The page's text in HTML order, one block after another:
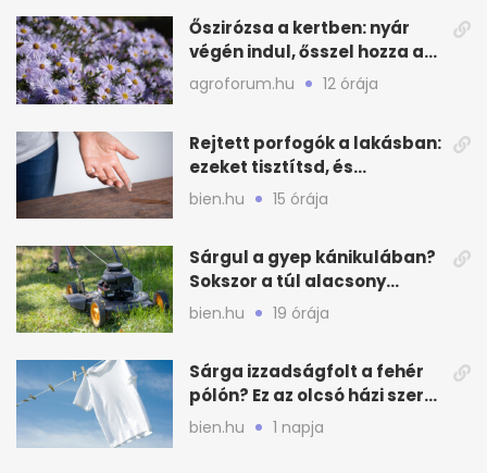
Őszirózsa a kertben: nyár
végén indul, ősszel hozza a
színét
agroforum.hu 12 órája
Rejtett porfogók a lakásban:
ezeket tisztítsd, és
ritkábban porolhatsz
bien.hu 15 órája
Sárgul a gyep kánikulában?
Sokszor a túl alacsony
fűnyírás a gond
bien.hu 19 órája
Sárga izzadságfolt a fehér
pólón? Ez az olcsó házi szer
beválhat
bien.hu 1 napja